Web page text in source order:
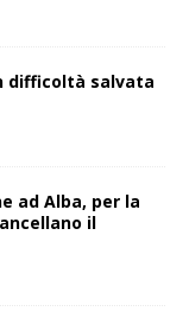
difficoltà salvata
ad Alba, per la
il